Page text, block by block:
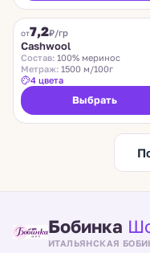
от7,2₽/гр
Cashwool
Состав: 100% меринос
Метраж: 1500 м/100г
4 цвета
Выбрать
Бобинка
ИТАЛЬЯНСКАЯ